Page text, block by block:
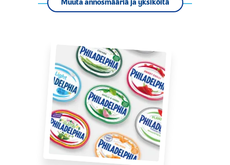
Muuta annosmääriä ja yksiköitä